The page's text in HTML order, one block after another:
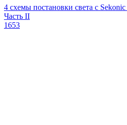
4 схемы постановки света с
Часть II
1653